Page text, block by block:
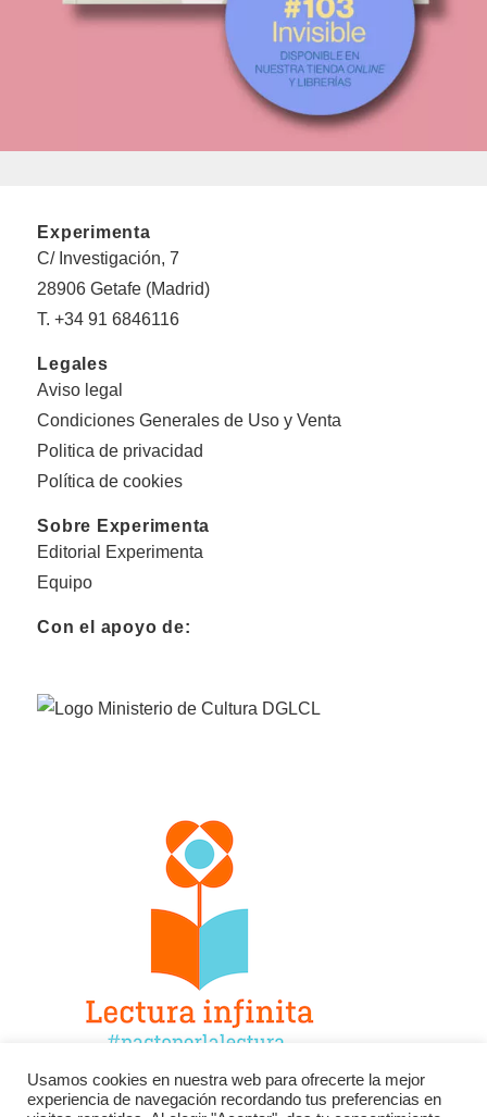
Experimenta
C/ Investigación, 7
28906 Getafe (Madrid)
T. +34 91 6846116
Legales
Aviso legal
Condiciones Generales de Uso y Venta
Politica de privacidad
Política de cookies
Sobre Experimenta
Editorial Experimenta
Equipo
Con el apoyo de:
Usamos cookies en nuestra web para ofrecerte la mejor
experiencia de navegación recordando tus preferencias en